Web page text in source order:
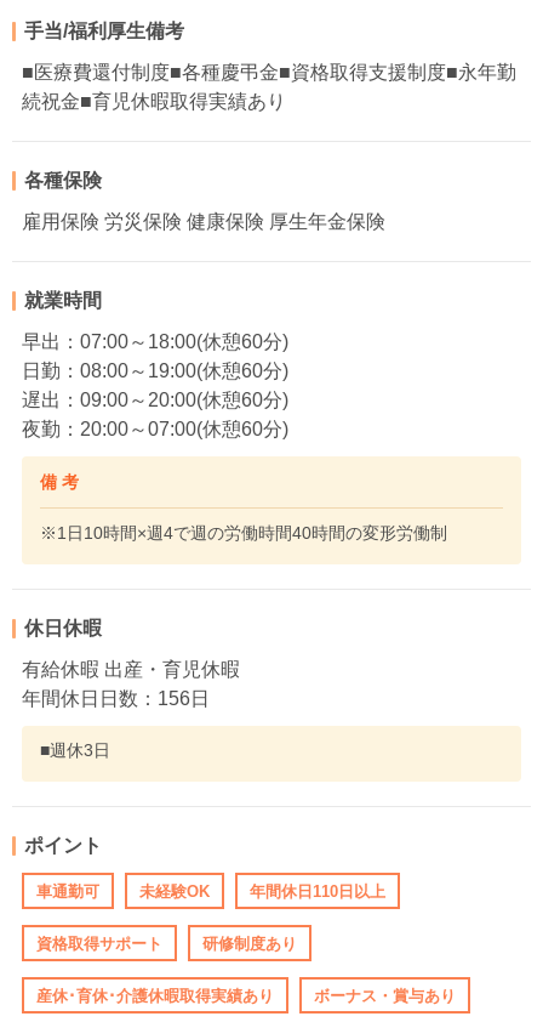
手当/福利厚生備考
■医療費還付制度■各種慶弔金■資格取得支援制度■永年勤
続祝金■育児休暇取得実績あり
各種保険
雇用保険 労災保険 健康保険 厚生年金保険
就業時間
早出：07:00～18:00(休憩60分)
日勤：08:00～19:00(休憩60分)
遅出：09:00～20:00(休憩60分)
夜勤：20:00～07:00(休憩60分)
備 考
※1日10時間×週4で週の労働時間40時間の変形労働制
休日休暇
有給休暇 出産・育児休暇
年間休日日数：156日
■週休3日
ポイント
車通勤可 未経験OK 年間休日110日以上
資格取得サポート 研修制度あり
産休･育休･介護休暇取得実績あり ボーナス・賞与あり